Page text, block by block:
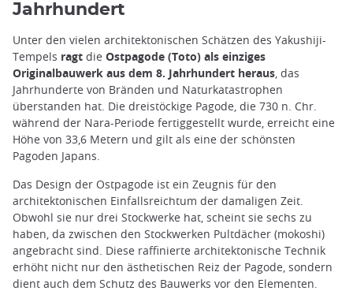
Jahrhundert
Unter den vielen architektonischen Schätzen des Yakushiji-
Tempels ragt die Ostpagode (Toto) als einziges
Originalbauwerk aus dem 8. Jahrhundert heraus, das
Jahrhunderte von Bränden und Naturkatastrophen
überstanden hat. Die dreistöckige Pagode, die 730 n. Chr.
während der Nara-Periode fertiggestellt wurde, erreicht eine
Höhe von 33,6 Metern und gilt als eine der schönsten
Pagoden Japans.
Das Design der Ostpagode ist ein Zeugnis für den
architektonischen Einfallsreichtum der damaligen Zeit.
Obwohl sie nur drei Stockwerke hat, scheint sie sechs zu
haben, da zwischen den Stockwerken Pultdächer (mokoshi)
angebracht sind. Diese raffinierte architektonische Technik
erhöht nicht nur den ästhetischen Reiz der Pagode, sondern
dient auch dem Schutz des Bauwerks vor den Elementen.